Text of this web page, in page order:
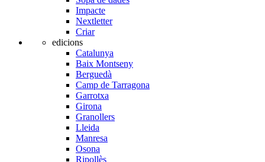
Impacte
Nextletter
Criar
edicions
Catalunya
Baix Montseny
Berguedà
Camp de Tarragona
Garrotxa
Girona
Granollers
Lleida
Manresa
Osona
Ripollès